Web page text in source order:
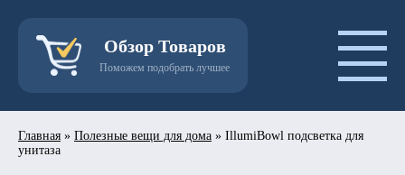
Обзор Товаров
Поможем подобрать лучшее
Главная » Полезные вещи для дома » IllumiBowl подсветка для
унитаза